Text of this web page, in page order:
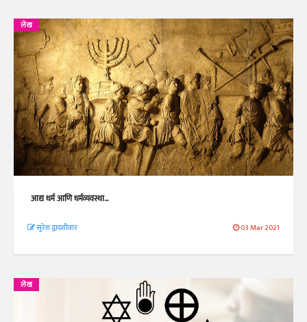
लेख
आद्य धर्म आणि धर्मव्यवस्था...
सुरेश द्वादशीवार 03 Mar 2021
लेख